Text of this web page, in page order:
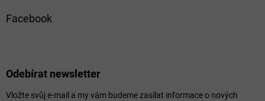
Facebook
Odebírat newsletter
Vložte svůj e-mail a my vám budeme zasílat informace o nových